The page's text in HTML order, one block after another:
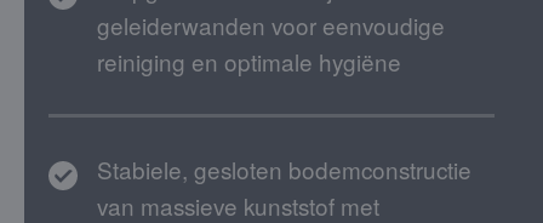
geleiderwanden voor eenvoudige
reiniging en optimale hygiëne
Stabiele, gesloten bodemconstructie
van massieve kunststof met